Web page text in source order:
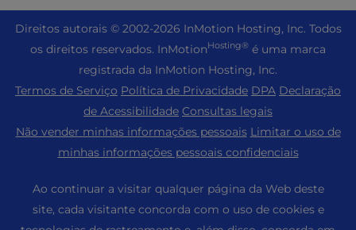
Revenda de hospedagem
Revenda de VPS
WordPress Criador de sites
Joomla Hospedagem
Laravel Hospedagem
Hospedagem Linux
Magento Hospedagem
Hospedagem de servidor do Minecraft
Hospedagem PHP
PrestaShop Hospedagem
Hospedagem Ubuntu
+44 2045 763722
Suporte Premier
Centro de suporte
Suporte à comunidade
Soluções InMotion
Hospedagem gerenciada
Sobre nós
Locais do data center
Data center de Los Angeles
Centro de dados de Ashburn
Imprensa
Blog
Direitos autorais © 2002-2026 InMotion Hosting, Inc. Todos
os direitos reservados. InMotionHosting® é uma marca
registrada da InMotion Hosting, Inc.
Termos de Serviço Política de Privacidade DPA Declaração
de Acessibilidade Consultas legais
Não vender minhas informações pessoais Limitar o uso de
minhas informações pessoais confidenciais
Ao continuar a visitar qualquer página da Web deste
site, cada visitante concorda com o uso de cookies e